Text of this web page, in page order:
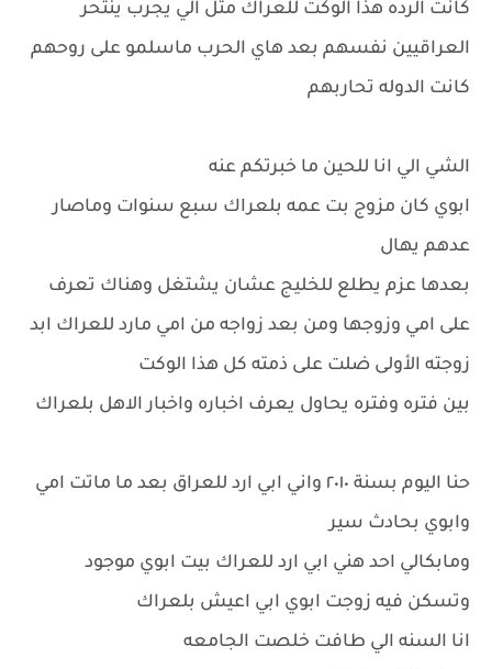
كانت الرده هذا الوكت للعراك مثل الي يجرب ينتحر
العراقيين نفسهم بعد هاي الحرب ماسلمو على روحهم
كانت الدوله تحاربهم
الشي الي انا للحين ما خبرتكم عنه
ابوي كان مزوج بت عمه بلعراك سبع سنوات وماصار
عدهم يهال
بعدها عزم يطلع للخليج عشان يشتغل وهناك تعرف
على امي وزوجها ومن بعد زواجه من امي مارد للعراك ابد
زوجته الأولى ضلت على ذمته كل هذا الوكت
بين فتره وفتره يحاول يعرف اخباره واخبار الاهل بلعراك
حنا اليوم بسنة ٢٠١٠ واني ابي ارد للعراق بعد ما ماتت امي
وابوي بحادث سير
ومابكالي احد هني ابي ارد للعراك بيت ابوي موجود
وتسكن فيه زوجت ابوي ابي اعيش بلعراك
انا السنه الي طافت خلصت الجامعه